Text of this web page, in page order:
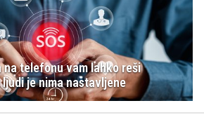
telefonu vam lahko reši
je nima nastavljene